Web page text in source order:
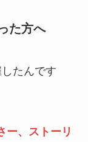
た方へ
たんです
ー、ストーリ